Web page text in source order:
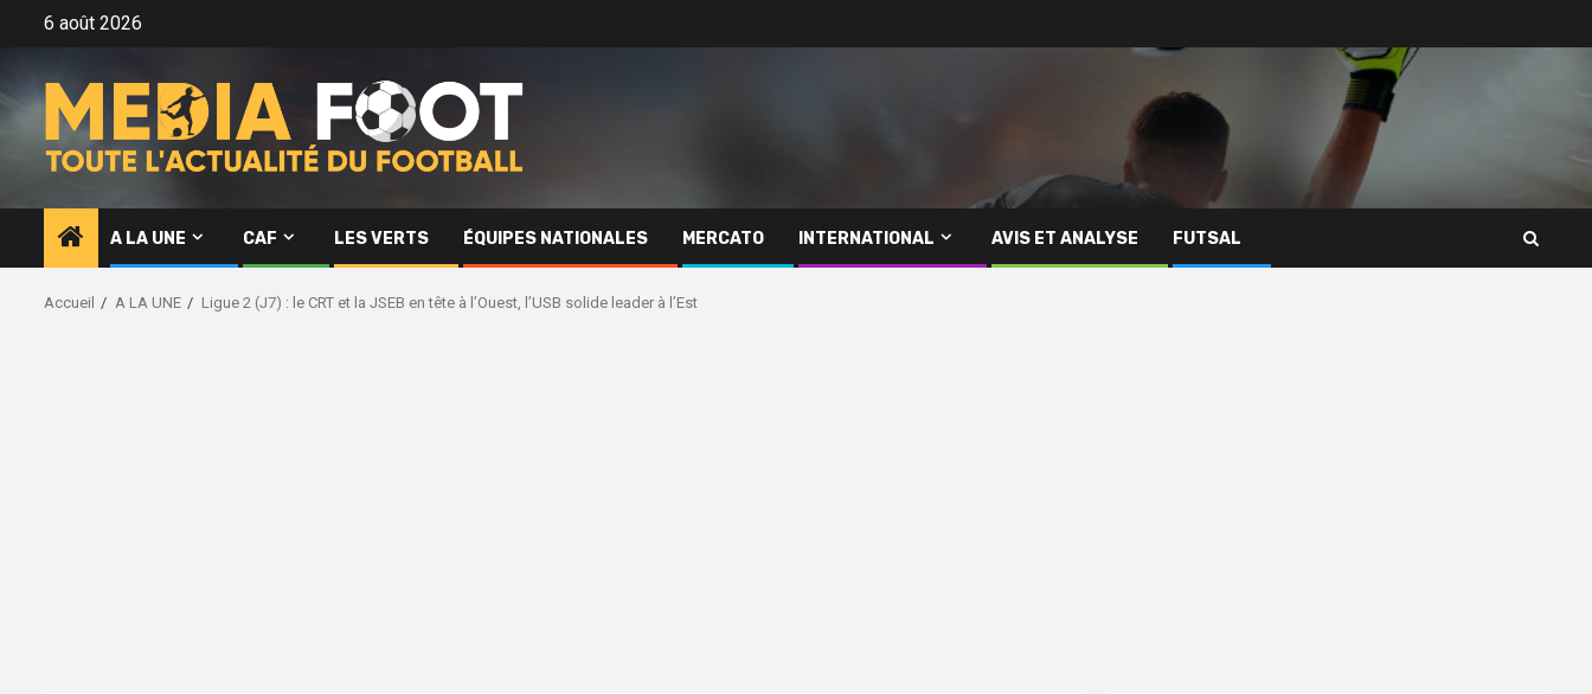
6 août 2026
A LA UNE CAF LES VERTS ÉQUIPES NATIONALES MERCATO INTERNATIONAL AVIS ET ANALYSE FUTSAL
Accueil A LA UNE Ligue 2 (J7) : le CRT et la JSEB en tête à l’Ouest, l’USB solide leader à l’Est